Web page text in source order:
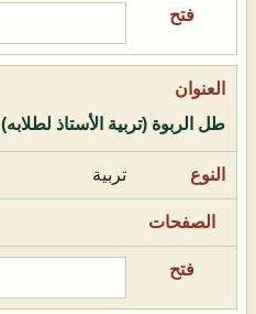
طل الربوة (تربية الأستاذ لطلابه)
تربية